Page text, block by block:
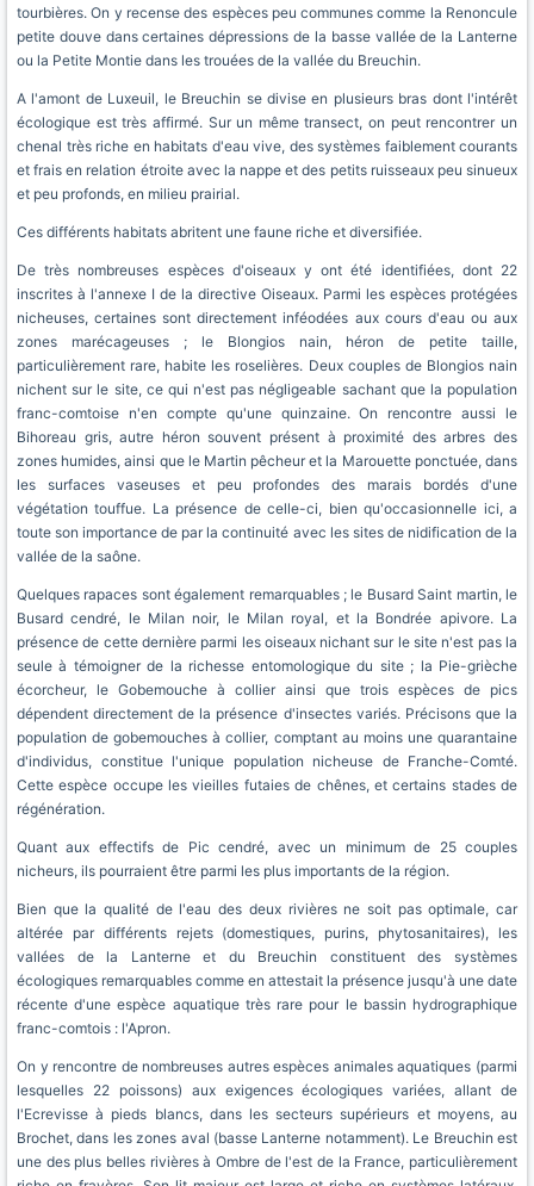
tourbières. On y recense des espèces peu communes comme la Renoncule
petite douve dans certaines dépressions de la basse vallée de la Lanterne
ou la Petite Montie dans les trouées de la vallée du Breuchin.
A l'amont de Luxeuil, le Breuchin se divise en plusieurs bras dont l'intérêt
écologique est très affirmé. Sur un même transect, on peut rencontrer un
chenal très riche en habitats d'eau vive, des systèmes faiblement courants
et frais en relation étroite avec la nappe et des petits ruisseaux peu sinueux
et peu profonds, en milieu prairial.
Ces différents habitats abritent une faune riche et diversifiée.
De très nombreuses espèces d'oiseaux y ont été identifiées, dont 22
inscrites à l'annexe I de la directive Oiseaux. Parmi les espèces protégées
nicheuses, certaines sont directement inféodées aux cours d'eau ou aux
zones marécageuses ; le Blongios nain, héron de petite taille,
particulièrement rare, habite les roselières. Deux couples de Blongios nain
nichent sur le site, ce qui n'est pas négligeable sachant que la population
franc-comtoise n'en compte qu'une quinzaine. On rencontre aussi le
Bihoreau gris, autre héron souvent présent à proximité des arbres des
zones humides, ainsi que le Martin pêcheur et la Marouette ponctuée, dans
les surfaces vaseuses et peu profondes des marais bordés d'une
végétation touffue. La présence de celle-ci, bien qu'occasionnelle ici, a
toute son importance de par la continuité avec les sites de nidification de la
vallée de la saône.
Quelques rapaces sont également remarquables ; le Busard Saint martin, le
Busard cendré, le Milan noir, le Milan royal, et la Bondrée apivore. La
présence de cette dernière parmi les oiseaux nichant sur le site n'est pas la
seule à témoigner de la richesse entomologique du site ; la Pie-grièche
écorcheur, le Gobemouche à collier ainsi que trois espèces de pics
dépendent directement de la présence d'insectes variés. Précisons que la
population de gobemouches à collier, comptant au moins une quarantaine
d'individus, constitue l'unique population nicheuse de Franche-Comté.
Cette espèce occupe les vieilles futaies de chênes, et certains stades de
régénération.
Quant aux effectifs de Pic cendré, avec un minimum de 25 couples
nicheurs, ils pourraient être parmi les plus importants de la région.
Bien que la qualité de l'eau des deux rivières ne soit pas optimale, car
altérée par différents rejets (domestiques, purins, phytosanitaires), les
vallées de la Lanterne et du Breuchin constituent des systèmes
écologiques remarquables comme en attestait la présence jusqu'à une date
récente d'une espèce aquatique très rare pour le bassin hydrographique
franc-comtois : l'Apron.
On y rencontre de nombreuses autres espèces animales aquatiques (parmi
lesquelles 22 poissons) aux exigences écologiques variées, allant de
l'Ecrevisse à pieds blancs, dans les secteurs supérieurs et moyens, au
Brochet, dans les zones aval (basse Lanterne notamment). Le Breuchin est
une des plus belles rivières à Ombre de l'est de la France, particulièrement